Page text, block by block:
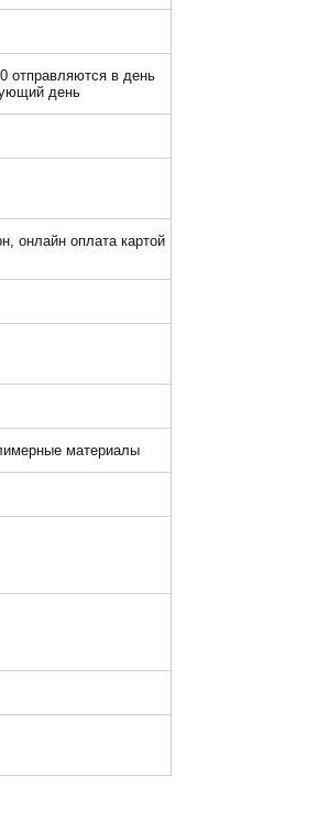
отправляются в день
день
онлайн оплата картой
материалы